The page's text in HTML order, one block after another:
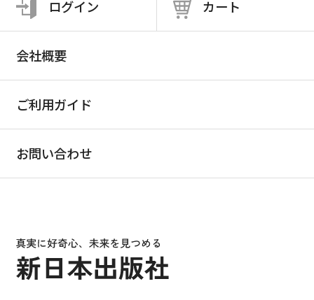
ログイン カート
会社概要
ご利用ガイド
お問い合わせ